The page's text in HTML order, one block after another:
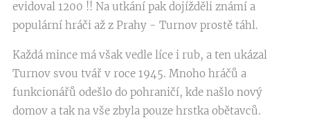
evidoval 1200 !! Na utkání pak dojížděli známí a
populární hráči až z Prahy - Turnov prostě táhl.
Každá mince má však vedle líce i rub, a ten ukázal
Turnov svou tvář v roce 1945. Mnoho hráčů a
funkcionářů odešlo do pohraničí, kde našlo nový
domov a tak na vše zbyla pouze hrstka obětavců.